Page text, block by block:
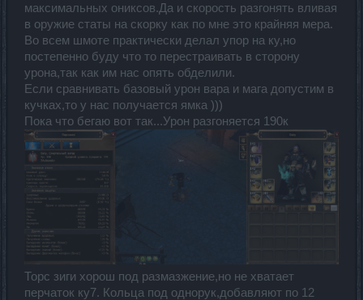
максимальных ониксов.Да и скорость разгонять вливая
в оружие статы на скорку как по мне это крайняя мера.
Во всем шмоте практически делал упор на ку,но
постепенно буду что то перестраивать в сторону
урона,так как им нас опять обделили.
Если сравнивать базовый урон вара и мага допустим в
кучках,то у нас получается ямка )))
Пока что бегаю вот так...Урон разгоняется 190к
Торс зиги хорош под размазжение,но не хватает
перчаток ку7. Кольца под однорук,добавляют по 12